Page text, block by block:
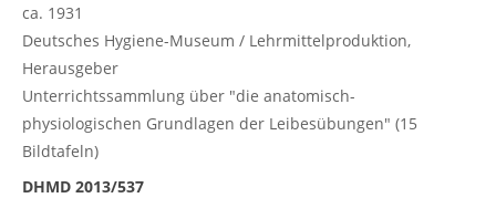
ca. 1931
Deutsches Hygiene-Museum / Lehrmittelproduktion,
Herausgeber
Unterrichtssammlung über "die anatomisch-
physiologischen Grundlagen der Leibesübungen" (15
Bildtafeln)
DHMD 2013/537